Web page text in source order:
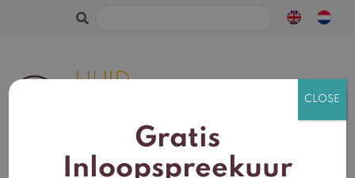
Zoeken
Gratis
Inloopspreekuur